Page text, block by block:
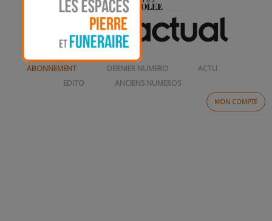
MON COMPTE
ABONNEMENT DERNIER NUMERO
ACTU
EDITO
ANCIENS NUMEROS